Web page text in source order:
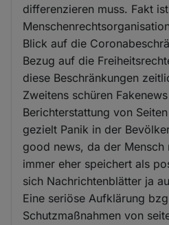
differenzieren muss. Fakt
Blick auf die
Bezug auf die
diese Beschränkungen
Zweitens schüren
Berichterstattung von
gezielt Panik in der
good news, da der Mensch
immer eher speichert als
sich Nachrichtenblätter ja
Eine seriöse Aufklärung
Schutzmaßnahmen von